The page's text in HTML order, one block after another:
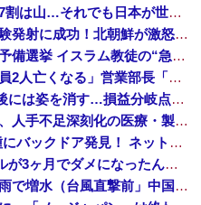
石油もない、鉄もない、国土の7割は山…それでも日本が世界屈指の経済大国になれた「勤勉さ」以外の勝因！
日本が長距離巡航ミサイルの試験発射に成功！北朝鮮が激怒「日本が戦争国家になろうとしている」「絶対に傍観しない、必ず後悔させる」
アメリカ・ミシガン州の民主党予備選挙 イスラム教徒の“急進左派”候補が勝利確実に⋯トランプ氏は批判
日本「熊本地震」ハビタ「従業員2人亡くなる」営業部長「イオンのスタッフに制止されなかった」日本「部長が連絡後の店員行動を証言（謎」イオン「再入館可能の事実ない」→
K-POPアイドルの約半数が3年後には姿を消す…損益分岐点突破は4％未満
ついに国産ヒューマノイド登場、人手不足深刻化の医療・製造現場などでの活用想定！
【衝撃】 中国製ルーター20機種にバックドア発見！ ネットに繋ぐだけで35秒ごとに中国のサーバーと通信
ダイソーの220円のUSBケーブルが3ヶ月でダメになったんやが
中国「大洪水！」三峡ダム「大雨で増水（台風直撃前」中国ダム「緊急放流！」中国鉄道「列車が走行中に流される」中国避難所「支援物資は有料です」謎の勢力「え」→